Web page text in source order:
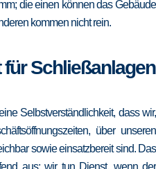
die einen können das Gebäude
kommen nicht rein.
Schließanlagen
Selbstverständlichkeit, dass wir,
über unseren
sowie einsatzbereit sind. Das
aus; wir tun Dienst, wenn der